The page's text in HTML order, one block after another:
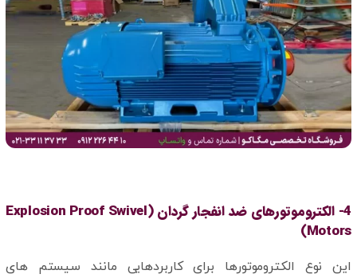
4- الکتروموتورهای ضد انفجار گردان (Explosion Proof Swivel
Motors)
این نوع الکتروموتورها برای کاربردهایی مانند سیستم های